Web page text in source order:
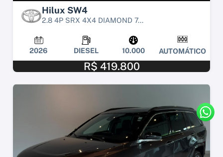
Hilux SW4
2.8 4P SRX 4X4 DIAMOND 7...
2026 DIESEL 10.000 AUTOMÁTICO
R$ 419.800